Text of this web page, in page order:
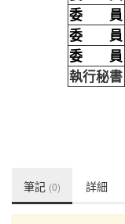
委 員
委 員
委 員
執行秘書
筆記 (0) 詳細